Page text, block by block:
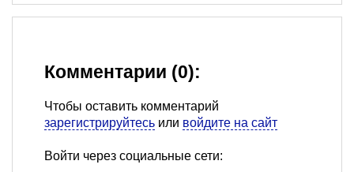
Комментарии (0):
Чтобы оставить комментарий
зарегистрируйтесь или войдите на сайт
Войти через социальные сети: